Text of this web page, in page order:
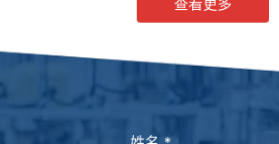
查看更多